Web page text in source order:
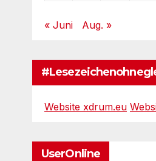
« Juni Aug. »
Website xdrum.eu
UserOnline